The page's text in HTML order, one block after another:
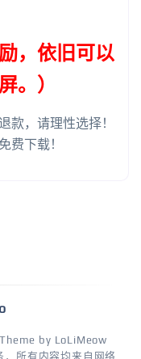
，依旧可以
。）
款，请理性选择！
费下载！
by LoLiMeow
所有内容均来自网络